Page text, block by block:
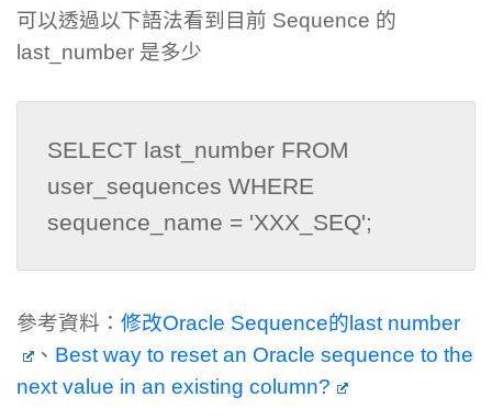
可以透過以下語法看到目前 Sequence 的
last_number 是多少
SELECT last_number FROM
user_sequences WHERE
sequence_name = 'XXX_SEQ';
參考資料： 修改Oracle Sequence的last number
、 Best way to reset an Oracle sequence to the
next value in an existing column?